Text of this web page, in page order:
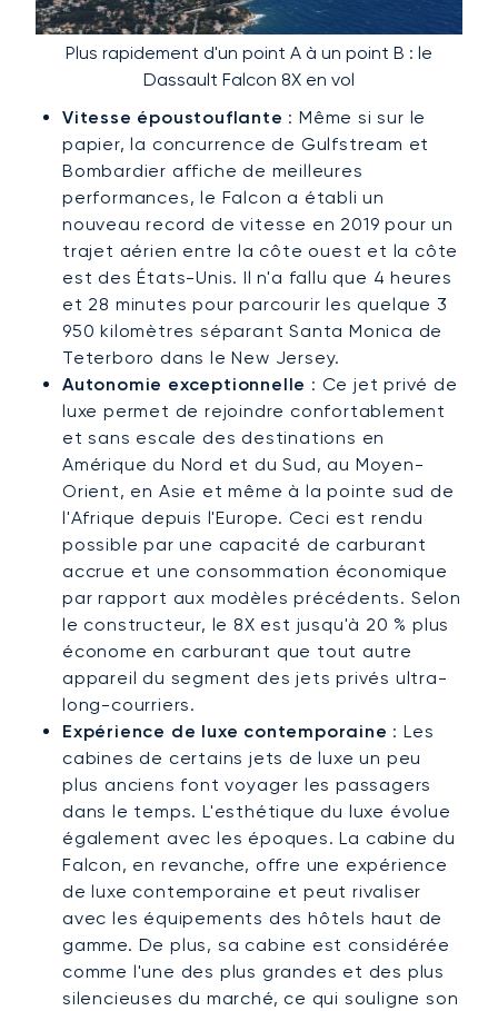
Plus rapidement d'un point A à un point B : le
Dassault Falcon 8X en vol
Vitesse époustouflante : Même si sur le
papier, la concurrence de Gulfstream et
Bombardier affiche de meilleures
performances, le Falcon a établi un
nouveau record de vitesse en 2019 pour un
trajet aérien entre la côte ouest et la côte
est des États-Unis. Il n'a fallu que 4 heures
et 28 minutes pour parcourir les quelque 3
950 kilomètres séparant Santa Monica de
Teterboro dans le New Jersey.
Autonomie exceptionnelle : Ce jet privé de
luxe permet de rejoindre confortablement
et sans escale des destinations en
Amérique du Nord et du Sud, au Moyen-
Orient, en Asie et même à la pointe sud de
l'Afrique depuis l'Europe. Ceci est rendu
possible par une capacité de carburant
accrue et une consommation économique
par rapport aux modèles précédents. Selon
le constructeur, le 8X est jusqu'à 20 % plus
économe en carburant que tout autre
appareil du segment des jets privés ultra-
long-courriers.
Expérience de luxe contemporaine : Les
cabines de certains jets de luxe un peu
plus anciens font voyager les passagers
dans le temps. L'esthétique du luxe évolue
également avec les époques. La cabine du
Falcon, en revanche, offre une expérience
de luxe contemporaine et peut rivaliser
avec les équipements des hôtels haut de
gamme. De plus, sa cabine est considérée
comme l'une des plus grandes et des plus
silencieuses du marché, ce qui souligne son